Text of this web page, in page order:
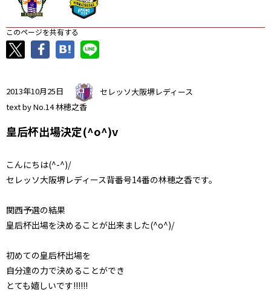
このページを共有する
2013年10月25日
セレッソ大阪堺レディース
text by No.14 林穂之香
皇后杯出場決定(^o^)v
こんにちは(^-^)/
セレッソ大阪堺レディース背番号14番の林穂之香です。
関西予選の結果
皇后杯出場を決めることが出来ました(^o^)/
初めての皇后杯出場を
自分達の力で決めることができ
とても嬉しいです!!!!!!